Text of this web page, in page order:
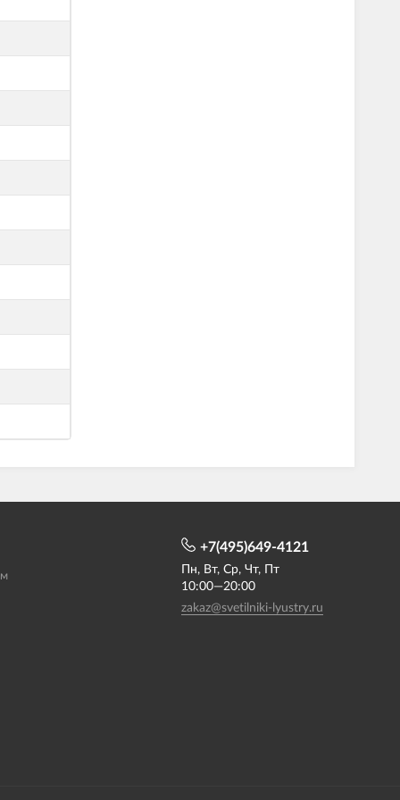
+7(495)649-4121
Пн, Вт, Ср, Чт, Пт
10:00—20:00
zakaz@svetilniki-lyustry.ru